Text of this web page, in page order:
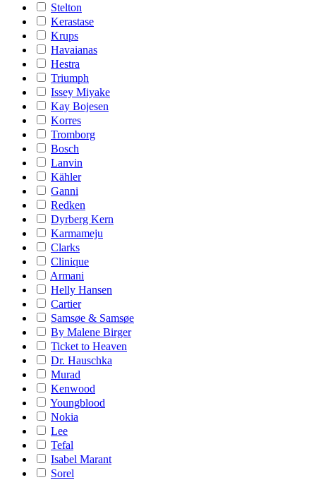
Stelton
Kerastase
Krups
Havaianas
Hestra
Triumph
Issey Miyake
Kay Bojesen
Korres
Tromborg
Bosch
Lanvin
Kähler
Ganni
Redken
Dyrberg Kern
Karmameju
Clarks
Clinique
Armani
Helly Hansen
Cartier
Samsøe & Samsøe
By Malene Birger
Ticket to Heaven
Dr. Hauschka
Murad
Kenwood
Youngblood
Nokia
Lee
Tefal
Isabel Marant
Sorel